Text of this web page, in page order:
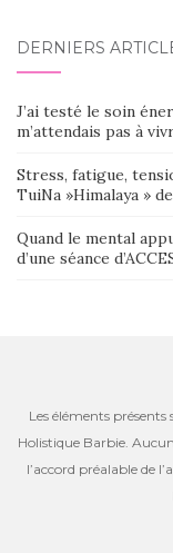
DERNIERS
J’ai testé le soin
m’attendais pas à
Stress, fatigue,
TuiNa »Himalaya »
Quand le mental
d’une séance
Les éléments
Holistique Barbie.
l’accord préalable de